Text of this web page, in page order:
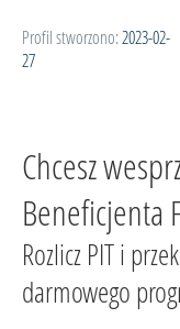
Profil stworzono: 2023-02-
27
Chcesz
Beneficjenta
Rozlicz PIT i
darmowego